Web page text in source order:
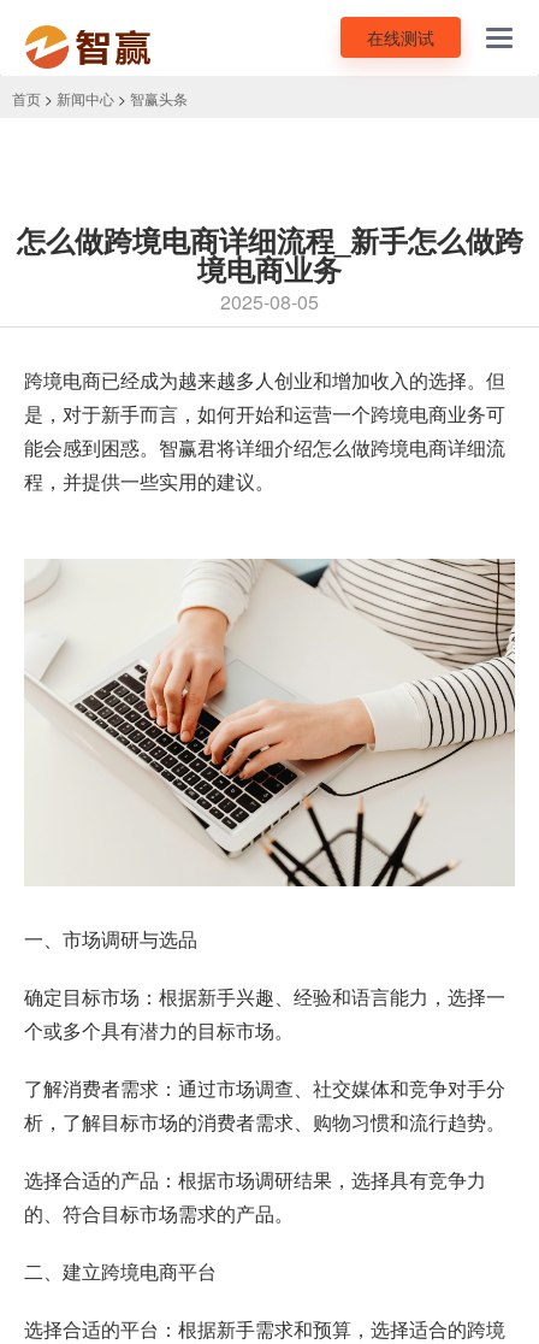
在线测试
首页 > 新闻中心 > 智赢头条
怎么做跨境电商详细流程_新手怎么做跨
境电商业务
2025-08-05
跨境电商已经成为越来越多人创业和增加收入的选择。但
是，对于新手而言，如何开始和运营一个跨境电商业务可
能会感到困惑。智赢君将详细介绍怎么做跨境电商详细流
程 ，并提供一些实用的建议。
一、市场调研与选品
确定目标市场：根据新手兴趣、经验和语言能力，选择一
个或多个具有潜力的目标市场。
了解消费者需求：通过市场调查、社交媒体和竞争对手分
析，了解目标市场的消费者需求、购物习惯和流行趋势。
选择合适的产品：根据市场调研结果，选择具有竞争力
的、符合目标市场需求的产品。
二、建立跨境电商平台
选择合适的平台：根据新手需求和预算，选择适合的跨境